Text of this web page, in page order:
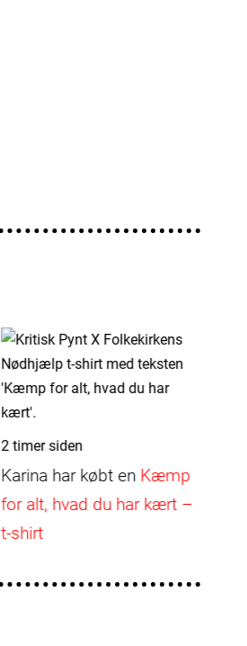
2 timer siden
Karina har købt en Kæmp
for alt, hvad du har kært –
t-shirt